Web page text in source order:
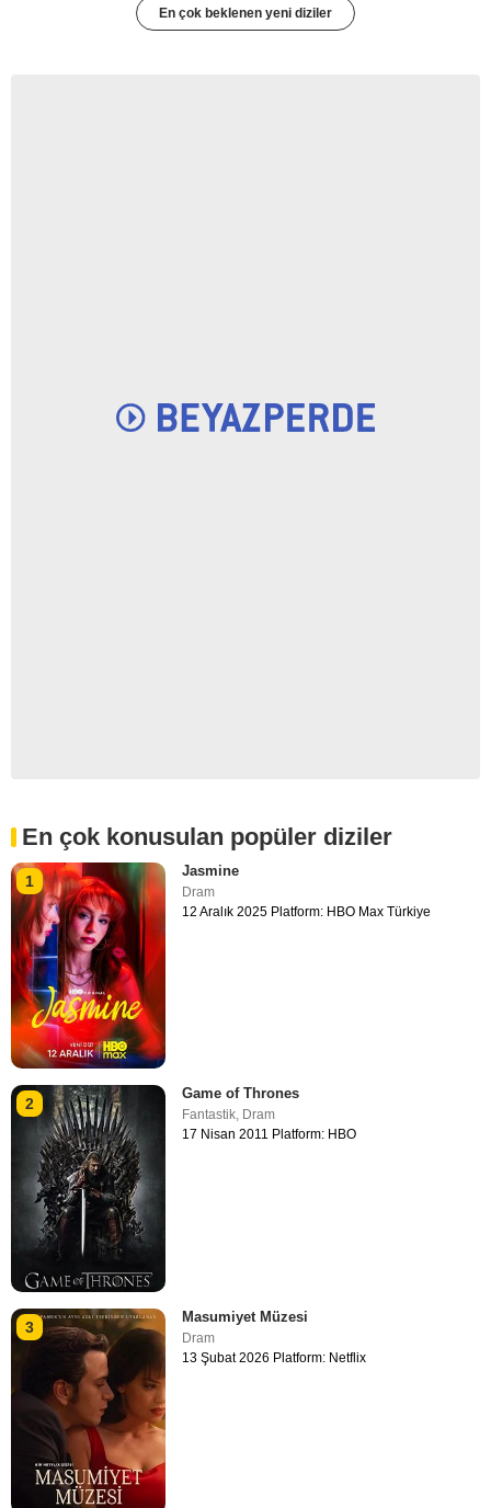
En çok beklenen yeni diziler
En çok konusulan popüler diziler
1
Jasmine
Dram
12 Aralık 2025 Platform: HBO Max Türkiye
2
Game of Thrones
Fantastik, Dram
17 Nisan 2011 Platform: HBO
3
Masumiyet Müzesi
Dram
13 Şubat 2026 Platform: Netflix